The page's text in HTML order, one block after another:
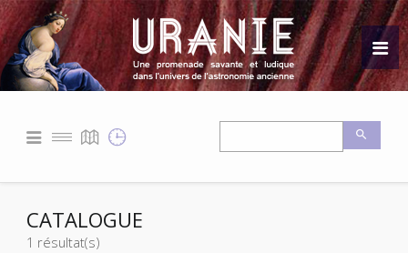
CATALOGUE
1 résultat(s)